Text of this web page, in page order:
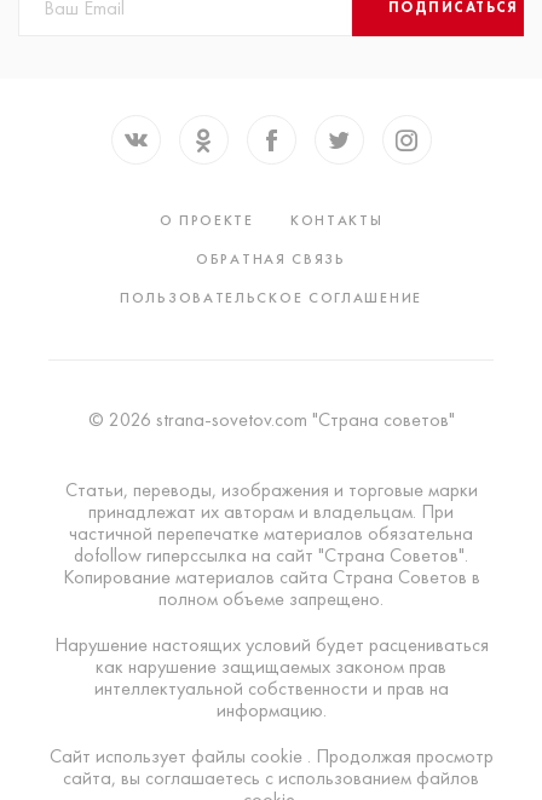
ПОДПИСАТЬСЯ
О ПРОЕКТЕ
КОНТАКТЫ
ОБРАТНАЯ СВЯЗЬ
ПОЛЬЗОВАТЕЛЬСКОЕ СОГЛАШЕНИЕ
© 2026 strana-sovetov.com "Страна советов"
Статьи, переводы, изображения и торговые марки
принадлежат их авторам и владельцам. При
частичной перепечатке материалов обязательна
dofollow гиперссылка на сайт "Страна Советов".
Копирование материалов сайта Страна Советов в
полном объеме запрещено.
Нарушение настоящих условий будет расцениваться
как нарушение защищаемых законом прав
интеллектуальной собственности и прав на
информацию.
Сайт использует файлы cookie . Продолжая просмотр
сайта, вы соглашаетесь с использованием файлов